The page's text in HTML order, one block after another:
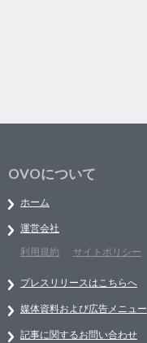
OVOについて
ホーム
運営会社
利用規約
サイトポリシー
プレスリリースはこちらへ
媒体資料および広告メニュー
記事に関するお問い合わせ